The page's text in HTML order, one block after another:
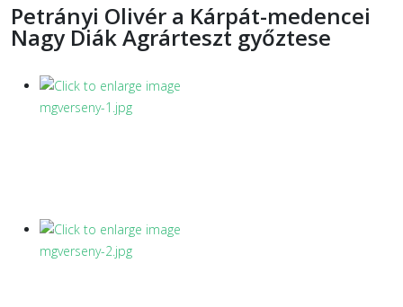
Petrányi Olivér a Kárpát-medencei
Nagy Diák Agrárteszt győztese